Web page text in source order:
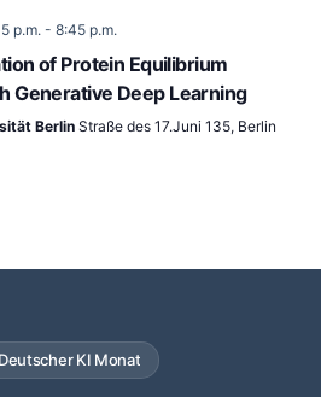
p.m. - 8:45 p.m.
of Protein Equilibrium
Generative Deep Learning
Berlin Straße des 17.Juni 135, Berlin
KI Monat